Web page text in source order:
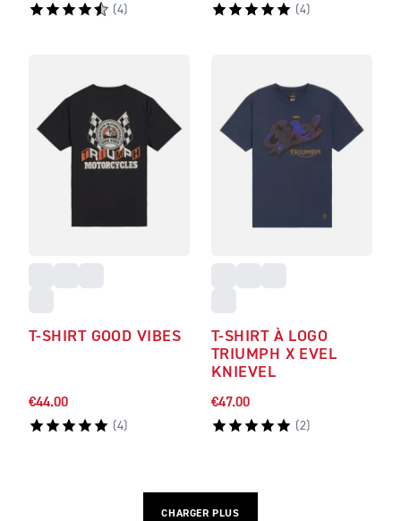
(4) (4)
T-SHIRT GOOD VIBES
€44.00
(4)
T-SHIRT À LOGO
TRIUMPH X EVEL
KNIEVEL
€47.00
(2)
CHARGER PLUS